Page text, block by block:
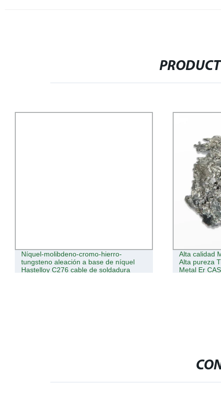
Alta calidad Metal Erbium bulto Suoyi
Alta pureza Tierra rara Metales Erbium
Metal Er CAS 7440-52-0
Polvo Sc2o3
con tamaño